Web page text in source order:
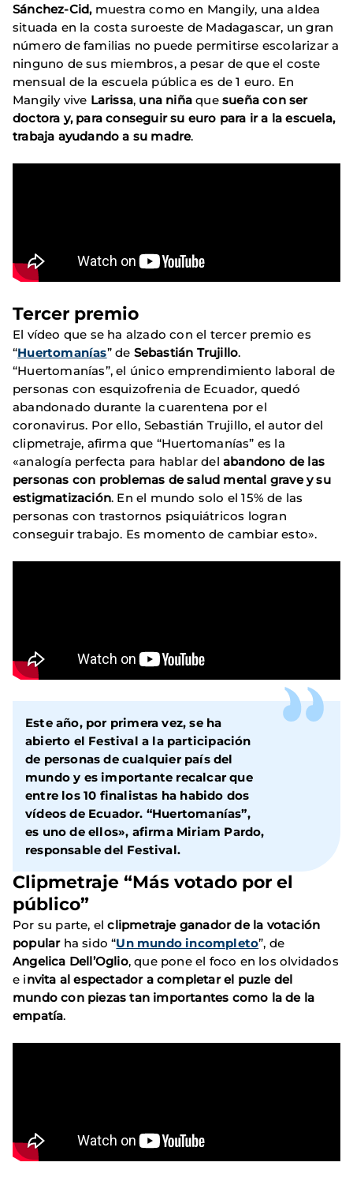
Sánchez-Cid,muestra como en Mangily, una aldea
situada en la costa suroeste de Madagascar, un gran
número de familias no puede permitirse escolarizar a
ninguno de sus miembros, a pesar de que el coste
mensual de la escuela pública es de 1 euro. En
Mangily vive Larissa, una niña quesueña con ser
doctora y, para conseguir su euro para ir a la escuela,
trabaja ayudando a su madre.
Tercer premio
El vídeo que se ha alzado con el tercer premio es
“Huertomanías” de Sebastián Trujillo.
“Huertomanías”, el único emprendimiento laboral de
personas con esquizofrenia de Ecuador, quedó
abandonado durante la cuarentena por el
coronavirus. Por ello, Sebastián Trujillo, el autor del
clipmetraje, afirma que “Huertomanías” es la
«analogía perfecta para hablar del abandono de las
personas con problemas de salud mental grave y su
estigmatización. En el mundo solo el 15% de las
personas con trastornos psiquiátricos logran
conseguir trabajo. Es momento de cambiar esto».
Este año, por primera vez, se ha
abierto el Festival a la participación
de personas de cualquier país del
mundo y es importante recalcar que
entre los 10 finalistas ha habido dos
vídeos de Ecuador. “Huertomanías”,
es uno de ellos», afirma Miriam Pardo,
responsable del Festival.
Clipmetraje “Más votado por el
público”
Por su parte, elclipmetraje ganador de la votación
popularha sido “Un mundo incompleto”, de
Angelica Dell’Oglio, que pone el foco en los olvidados
e invita al espectador a completar el puzle del
mundo con piezas tan importantes como la de la
empatía.